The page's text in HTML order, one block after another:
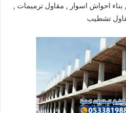
احواش اسوار , مقاول ترميمات ,
تشطيب